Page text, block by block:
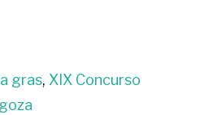
gras, XIX Concurso